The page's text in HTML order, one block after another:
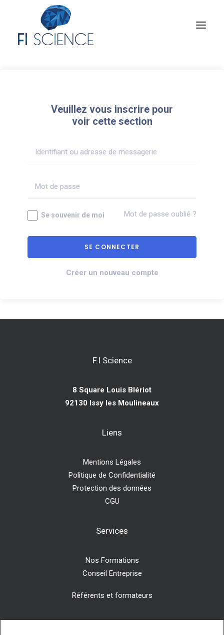
Veuillez vous inscrire pour
voir cette section
Se souvenir de moi Mot de passe oublié ?
Créer un nouveau compte
F.I Science
8 Square Louis Blériot
92130 Issy les Moulineaux
Liens
Mentions Légales
Politique de Confidentialité
Protection des données
CGU
Services
Nos Formations
Conseil Entreprise
Référents et formateurs